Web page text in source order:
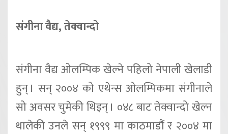
संगीना वैद्य, तेक्वान्दो
संगीना वैद्य ओलम्पिक खेल्ने पहिलो नेपाली खेलाडी
हुन् । सन् २००४ को एथेन्स ओलम्पिकमा संगीनाले
सो अवसर चुमेकी थिइन् । ०४८ बाट तेक्वान्दो खेल्न
थालेकी उनले सन् १९९९ मा काठमाडौं र २००४ मा